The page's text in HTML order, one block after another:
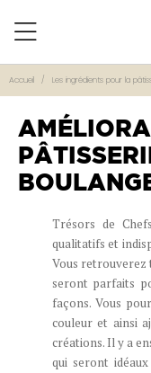
Accueil Les ingrédients pour la
Trésors de
qualitatifs et
Vous retrouverez
seront parfaits
façons. Vous
couleur et ainsi
créations. Il y a
qui seront